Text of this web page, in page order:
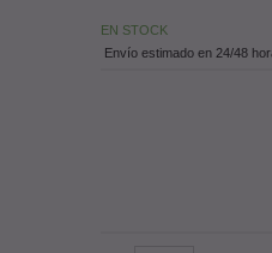
EN STOCK
Envío estimado en 24/48